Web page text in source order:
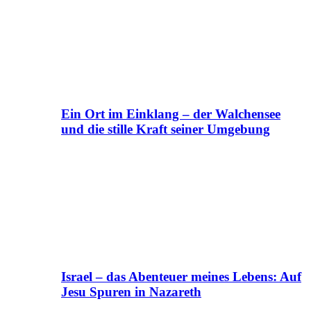
Ein Ort im Einklang – der Walchensee
und die stille Kraft seiner Umgebung
Israel – das Abenteuer meines Lebens: Auf
Jesu Spuren in Nazareth